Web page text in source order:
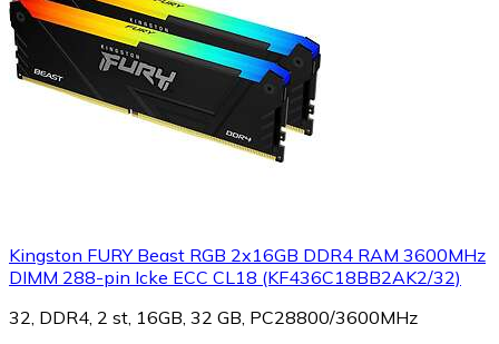
Kingston FURY Beast RGB 2x16GB DDR4 RAM 3600MHz
DIMM 288-pin Icke ECC CL18 (KF436C18BB2AK2/32)
32, DDR4, 2 st, 16GB, 32 GB, PC28800/3600MHz